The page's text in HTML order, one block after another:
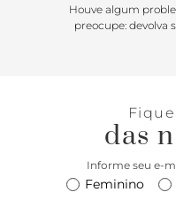
Houve algum
preocupe: devolva
das
Informe seu e-
Feminino